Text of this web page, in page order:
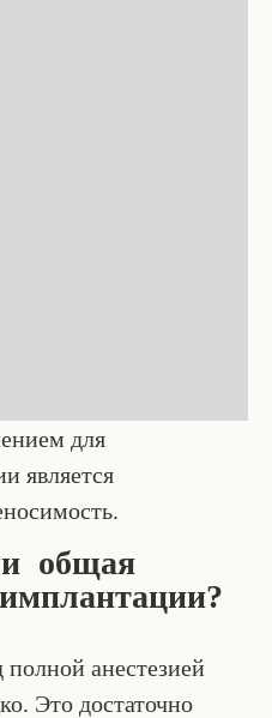
для
является
общая
анестезией
Это достаточно